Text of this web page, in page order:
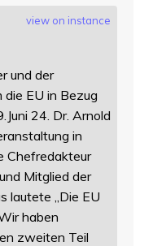
view on instance
und der
EU in Bezug
24. Dr. Arnold
in
Chefredakteur
Mitglied der
lautete „Die EU
haben
zweiten Teil